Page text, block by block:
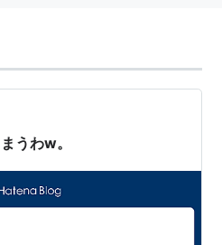
うわw。